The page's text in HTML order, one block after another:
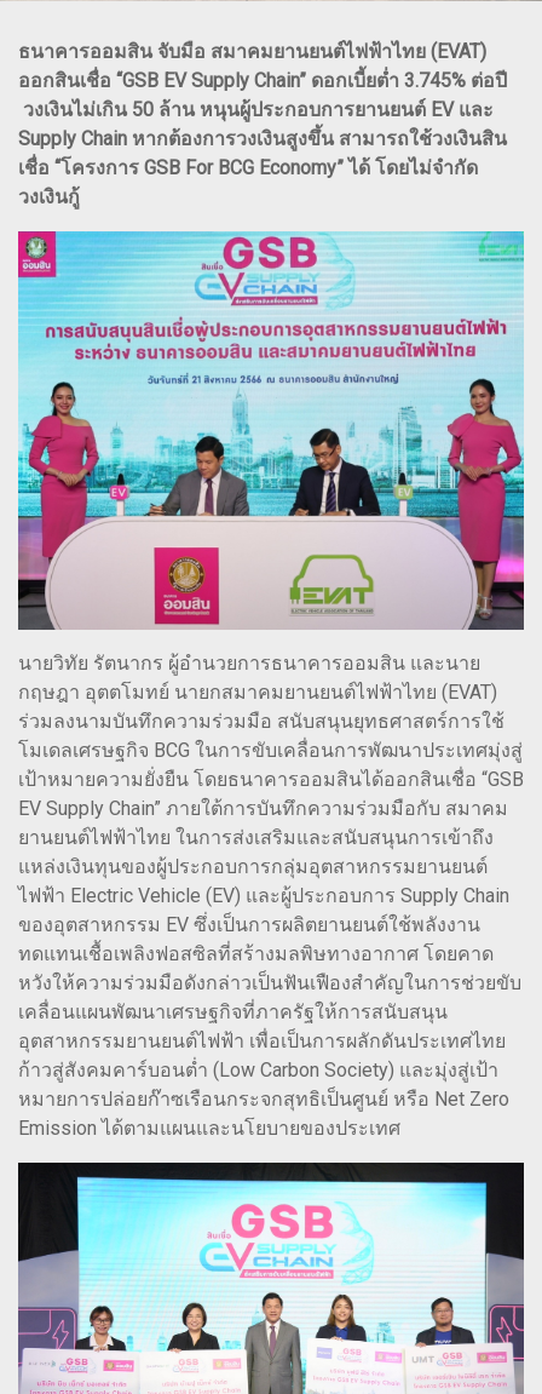
ธนาคารออมสิน จับมือ สมาคมยานยนต์ไฟฟ้าไทย (EVAT)
ออกสินเชื่อ “GSB EV Supply Chain” ดอกเบี้ยต่ำ 3.745% ต่อปี
วงเงินไม่เกิน 50 ล้าน หนุนผู้ประกอบการยานยนต์ EV และ
Supply Chain หากต้องการวงเงินสูงขึ้น สามารถใช้วงเงินสิน
เชื่อ “โครงการ GSB For BCG Economy” ได้ โดยไม่จำกัด
วงเงินกู้
นายวิทัย รัตนากร ผู้อำนวยการธนาคารออมสิน และนาย
กฤษฎา อุตตโมทย์ นายกสมาคมยานยนต์ไฟฟ้าไทย (EVAT)
ร่วมลงนามบันทึกความร่วมมือ สนับสนุนยุทธศาสตร์การใช้
โมเดลเศรษฐกิจ BCG ในการขับเคลื่อนการพัฒนาประเทศมุ่งสู่
เป้าหมายความยั่งยืน โดยธนาคารออมสินได้ออกสินเชื่อ “GSB
EV Supply Chain” ภายใต้การบันทึกความร่วมมือกับ สมาคม
ยานยนต์ไฟฟ้าไทย ในการส่งเสริมและสนับสนุนการเข้าถึง
แหล่งเงินทุนของผู้ประกอบการกลุ่มอุตสาหกรรมยานยนต์
ไฟฟ้า Electric Vehicle (EV) และผู้ประกอบการ Supply Chain
ของอุตสาหกรรม EV ซึ่งเป็นการผลิตยานยนต์ใช้พลังงาน
ทดแทนเชื้อเพลิงฟอสซิลที่สร้างมลพิษทางอากาศ โดยคาด
หวังให้ความร่วมมือดังกล่าวเป็นฟันเฟืองสำคัญในการช่วยขับ
เคลื่อนแผนพัฒนาเศรษฐกิจที่ภาครัฐให้การสนับสนุน
อุตสาหกรรมยานยนต์ไฟฟ้า เพื่อเป็นการผลักดันประเทศไทย
ก้าวสู่สังคมคาร์บอนต่ำ (Low Carbon Society) และมุ่งสู่เป้า
หมายการปล่อยก๊าซเรือนกระจกสุทธิเป็นศูนย์ หรือ Net Zero
Emission ได้ตามแผนและนโยบายของประเทศ